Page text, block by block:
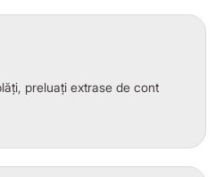
preluați extrase de cont